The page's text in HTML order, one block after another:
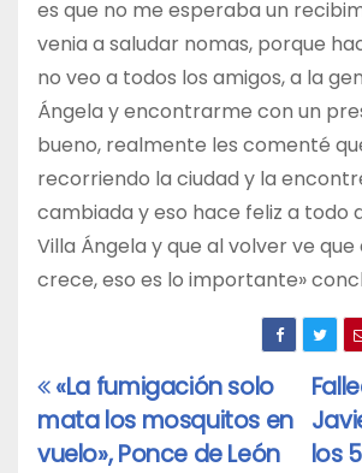
es que no me esperaba un
venia a saludar nomas, porque
no veo a todos los amigos, a la
Ángela y encontrarme con un
bueno, realmente les comenté
recorriendo la ciudad y la
cambiada y eso hace feliz a todo
Villa Ángela y que al volver ve
crece, eso es lo importante»
Navegación
de
los
«La fumigación solo
mata los mosquitos en
vuelo», Ponce de León